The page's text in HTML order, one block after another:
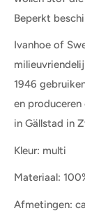
Beperkt
Ivanhoe of
1946
en
in Gällstad in
Kleur: multi
Materiaal:
Afmetingen: